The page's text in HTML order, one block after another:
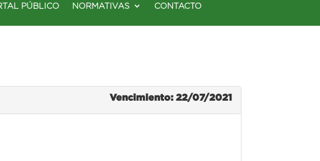
PÚBLICO NORMATIVAS CONTACTO
Vencimiento: 22/07/2021